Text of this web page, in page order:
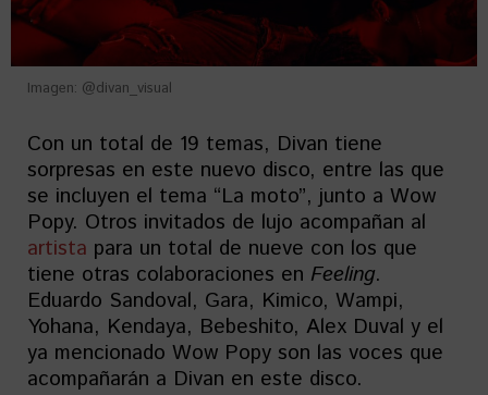
Imagen: @divan_visual
Con un total de 19 temas, Divan tiene
sorpresas en este nuevo disco, entre las que
se incluyen el tema “La moto”, junto a Wow
Popy. Otros invitados de lujo acompañan al
artista para un total de nueve con los que
tiene otras colaboraciones en Feeling.
Eduardo Sandoval, Gara, Kimico, Wampi,
Yohana, Kendaya, Bebeshito, Alex Duval y el
ya mencionado Wow Popy son las voces que
acompañarán a Divan en este disco.